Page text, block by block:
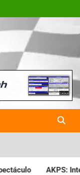
en
y oficializó el